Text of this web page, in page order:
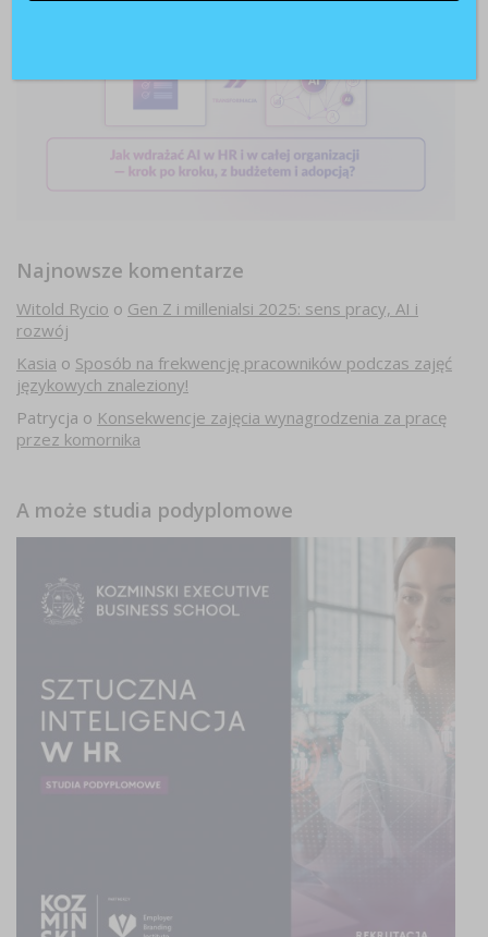
Najnowsze komentarze
Witold Rycio o Gen Z i millenialsi 2025: sens pracy, AI i
rozwój
Kasia o Sposób na frekwencję pracowników podczas zajęć
językowych znaleziony!
Patrycja o Konsekwencje zajęcia wynagrodzenia za pracę
przez komornika
A może studia podyplomowe